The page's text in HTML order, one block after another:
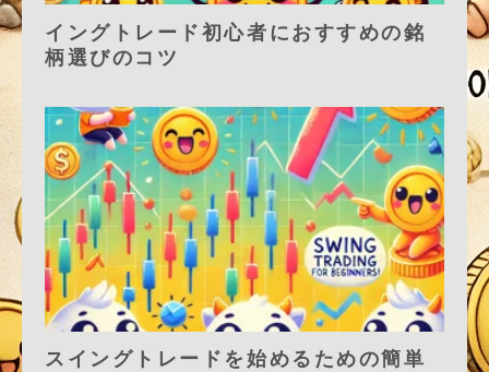
イングトレード初心者におすすめの銘
柄選びのコツ
スイングトレードを始めるための簡単